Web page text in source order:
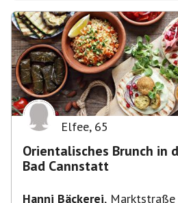
Elfee, 65
Orientalisches Brunch in
Bad Cannstatt
Hanni Bäckerei,